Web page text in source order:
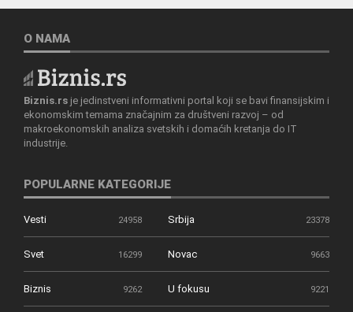
O NAMA
Biznis.rs je jedinstveni informativni portal koji se bavi finansijskim i
ekonomskim temama značajnim za društveni razvoj – od
makroekonomskih analiza svetskih i domaćih kretanja do IT
industrije.
POPULARNE KATEGORIJE
Vesti 24958 Srbija 23378
Svet 16299 Novac 9663
Biznis 9262 U fokusu 9221